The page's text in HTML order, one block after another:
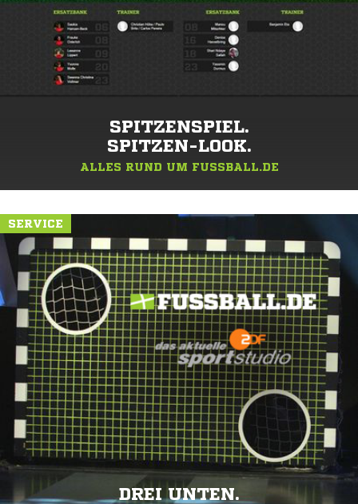
SPITZENSPIEL.
SPITZEN-LOOK.
ALLES RUND UM FUSSBALL.DE
SERVICE
DREI UNTEN.